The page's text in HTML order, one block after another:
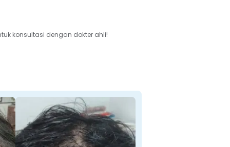
konsultasi dengan dokter ahli!